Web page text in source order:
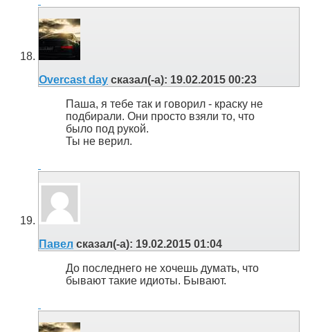
Overcast day сказал(-а): 19.02.2015 00:23
Паша, я тебе так и говорил - краску не
подбирали. Они просто взяли то, что
было под рукой.
Ты не верил.
Павел сказал(-а): 19.02.2015 01:04
До последнего не хочешь думать, что
бывают такие идиоты. Бывают.